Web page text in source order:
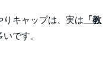
キャップは、実は 「教
です。